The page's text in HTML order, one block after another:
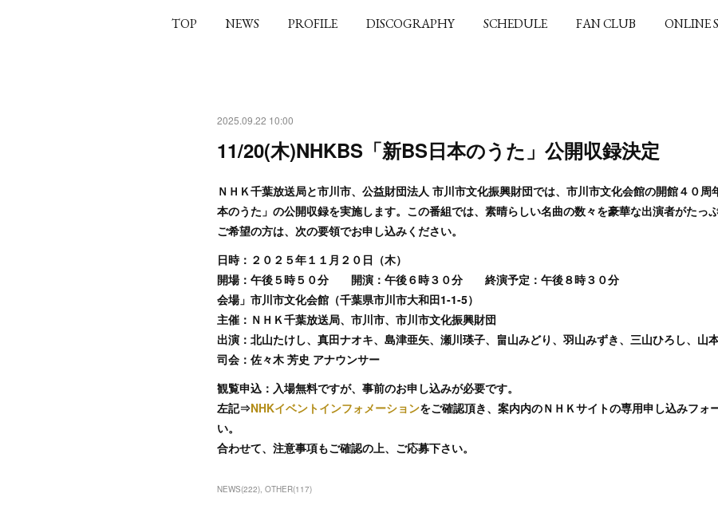
TOP NEWS PROFILE DISCOGRAPHY SCHEDULE FAN CLUB ONLINE
2025.09.22 10:00
11/20(木)NHKBS「新BS日本のうた」公開収録決定
ＮＨＫ千葉放送局と市川市、公益財団法人 市川市文化振興財団では、市川市文化会館の開館４０周
本のうた」の公開収録を実施します。この番組では、素晴らしい名曲の数々を豪華な出演者がたっ
ご希望の方は、次の要領でお申し込みください。
日時：２０２５年１１月２０日（木）
開場：午後５時５０分 開演：午後６時３０分 終演予定：午後８時３０分
会場」市川市文化会館（千葉県市川市大和田1-1-5）
主催：ＮＨＫ千葉放送局、市川市、市川市文化振興財団
出演：北山たけし、真田ナオキ、島津亜矢、瀬川瑛子、畠山みどり、羽山みずき、三山ひろし、山
司会：佐々木 芳史 アナウンサー
観覧申込：入場無料ですが、事前のお申し込みが必要です。
左記⇒NHKイベントインフォメーションをご確認頂き、案内内のＮＨＫサイトの専用申し込みフォ
い。
合わせて、注意事項もご確認の上、ご応募下さい。
NEWS(222) OTHER(117)